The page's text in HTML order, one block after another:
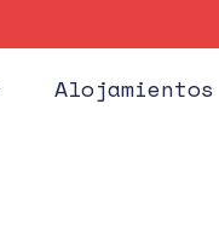
Alojamientos